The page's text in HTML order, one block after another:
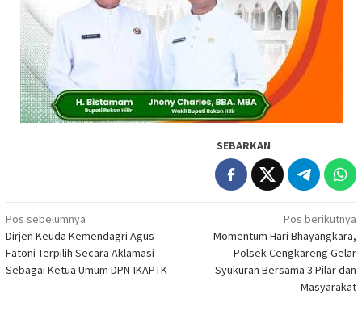
SEBARKAN
Navigasi
pos
Pos sebelumnya
Dirjen Keuda Kemendagri Agus
Fatoni Terpilih Secara Aklamasi
Sebagai Ketua Umum DPN-IKAPTK
Pos berikutnya
Momentum Hari Bhayangkara,
Polsek Cengkareng Gelar
Syukuran Bersama 3 Pilar dan
Masyarakat